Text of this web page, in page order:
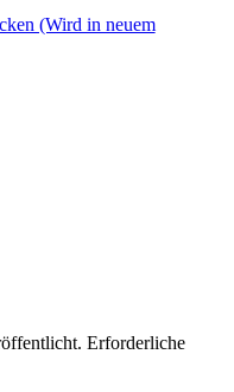
(Wird in neuem
Erforderliche